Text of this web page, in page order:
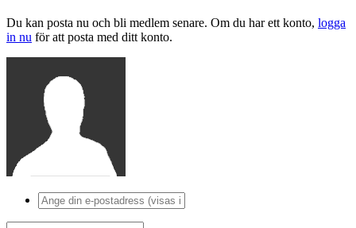
Du kan posta nu och bli medlem senare. Om du har ett konto, logga
in nu för att posta med ditt konto.